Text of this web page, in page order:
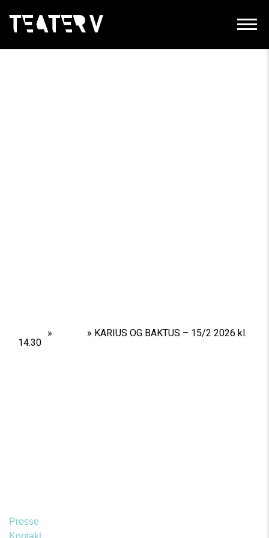
» » KARIUS OG BAKTUS – 15/2 2026 kl.
14.30
Presse
Kontakt